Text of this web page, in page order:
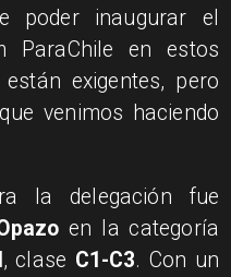
poder inaugurar el
ParaChile en estos
exigentes, pero
venimos haciendo
la delegación fue
en la categoría
, clase C1-C3. Con un